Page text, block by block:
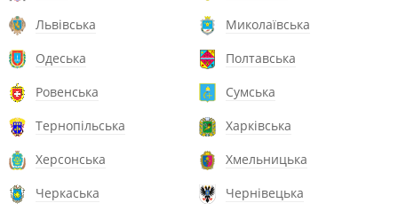
Львівська
Миколаївська
Одеська
Полтавська
Ровенська
Сумська
Тернопільська
Харківська
Херсонська
Хмельницька
Черкаська
Чернівецька